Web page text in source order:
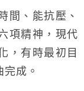
間、能抗壓、
項精神，現代
，有時最初目
成。